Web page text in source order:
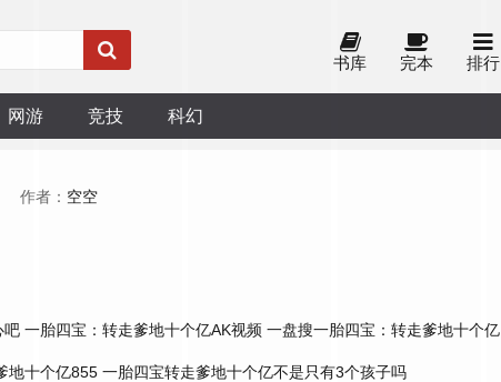
书库 完本 排行
网游 竞技 科幻
作者： 空空
吧 一胎四宝：转走爹地十个亿AK视频 一盘搜一胎四宝：转走爹地十个亿
地十个亿855 一胎四宝转走爹地十个亿不是只有3个孩子吗